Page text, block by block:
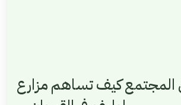
المجتمع كيف تساهم مزارع